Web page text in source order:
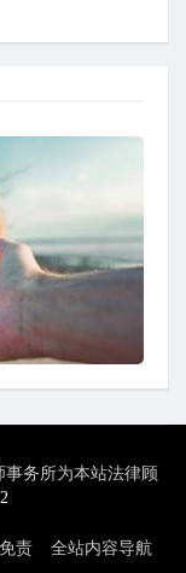
事务所为本站法律顾
责 全站内容导航